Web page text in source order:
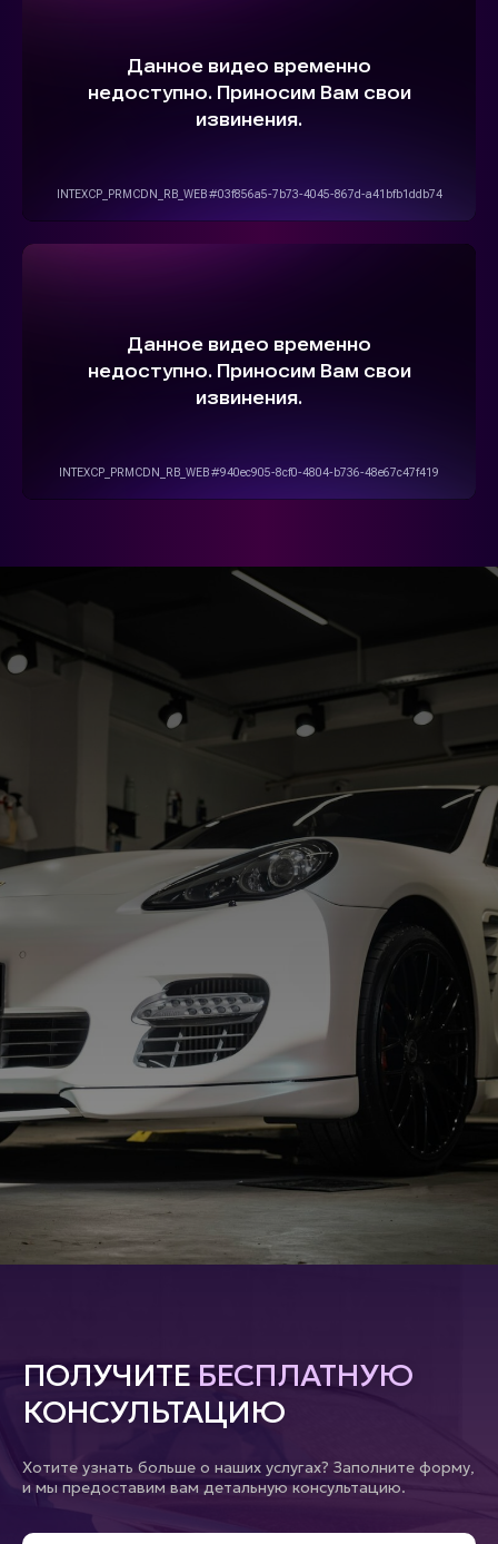
ПОЛУЧИТЕ БЕСПЛАТНУЮ
КОНСУЛЬТАЦИЮ
Хотите узнать больше о наших услугах? Заполните форму,
и мы предоставим вам детальную консультацию.